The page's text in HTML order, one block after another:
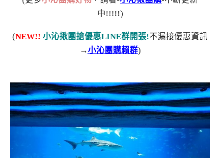
中!!!!!)
(NEW!! 小沁揪團搶優惠LINE群開張!不漏接優惠資訊
→小沁團購賴群)